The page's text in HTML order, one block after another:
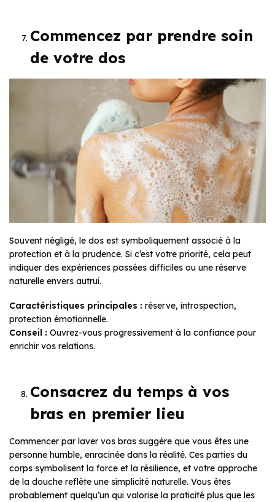
Commencez par prendre soin
de votre dos
Souvent négligé, le dos est symboliquement associé à la
protection et à la prudence. Si c’est votre priorité, cela peut
indiquer des expériences passées difficiles ou une réserve
naturelle envers autrui.
Caractéristiques principales : réserve, introspection,
protection émotionnelle.
Conseil : Ouvrez-vous progressivement à la confiance pour
enrichir vos relations.
Consacrez du temps à vos
bras en premier lieu
Commencer par laver vos bras suggère que vous êtes une
personne humble, enracinée dans la réalité. Ces parties du
corps symbolisent la force et la résilience, et votre approche
de la douche reflète une simplicité naturelle. Vous êtes
probablement quelqu’un qui valorise la praticité plus que les